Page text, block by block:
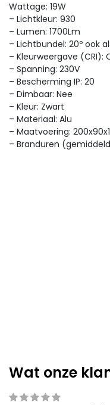
Wattage: 19W
– Lichtkleur: 930
– Lumen: 1700Lm
– Lichtbundel: 20º ook
– Kleurweergave (CRI):
– Spanning: 230V
– Bescherming IP: 20
– Dimbaar: Nee
– Kleur: Zwart
– Materiaal: Alu
– Maatvoering:
– Branduren
Wat onze